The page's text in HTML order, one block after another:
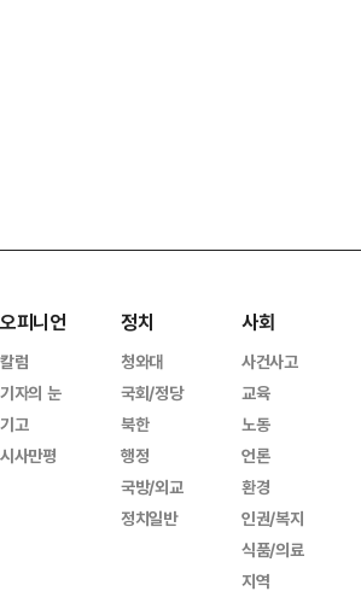
오피니언
칼럼
기자의 눈
기고
시사만평
정치
청와대
국회/정당
북한
행정
국방/외교
정치일반
사회
사건사고
교육
노동
언론
환경
인권/복지
식품/의료
지역